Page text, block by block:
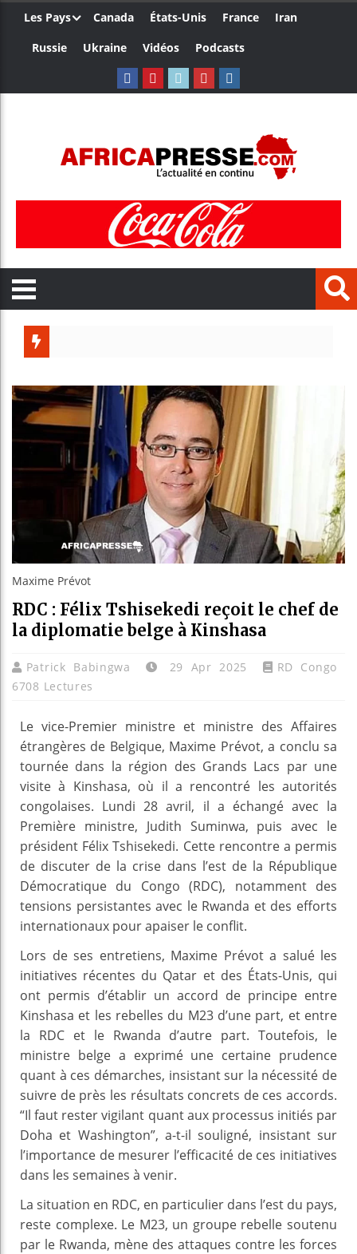
Les Pays Canada États-Unis France
Iran
Russie
Ukraine Vidéos Podcasts
Ceuta
Maxime Prévot
RDC : Félix Tshisekedi reçoit le chef de
la diplomatie belge à Kinshasa
Patrick Babingwa 29 Apr 2025
RD Congo
6708 Lectures
Le vice-Premier ministre et ministre des Affaires
étrangères de Belgique, Maxime Prévot, a conclu sa
tournée dans la région des Grands Lacs par une
visite à Kinshasa, où il a rencontré les autorités
congolaises. Lundi 28 avril, il a échangé avec la
Première ministre, Judith Suminwa, puis avec le
président Félix Tshisekedi. Cette rencontre a permis
de discuter de la crise dans l’est de la République
Démocratique du Congo (RDC), notamment des
tensions persistantes avec le Rwanda et des efforts
internationaux pour apaiser le conflit.
Lors de ses entretiens, Maxime Prévot a salué les
initiatives récentes du Qatar et des États-Unis, qui
ont permis d’établir un accord de principe entre
Kinshasa et les rebelles du M23 d’une part, et entre
la RDC et le Rwanda d’autre part. Toutefois, le
ministre belge a exprimé une certaine prudence
quant à ces démarches, insistant sur la nécessité de
suivre de près les résultats concrets de ces accords.
“Il faut rester vigilant quant aux processus initiés par
Doha et Washington”, a-t-il souligné, insistant sur
l’importance de mesurer l’efficacité de ces initiatives
dans les semaines à venir.
La situation en RDC, en particulier dans l’est du pays,
reste complexe. Le M23, un groupe rebelle soutenu
par le Rwanda, mène des attaques contre les forces